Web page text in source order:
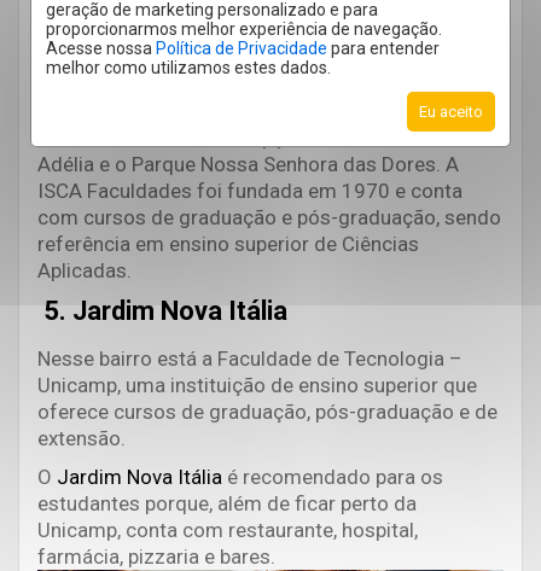
geração de marketing personalizado e para
proporcionarmos melhor experiência de navegação.
Acesse nossa Política de Privacidade para entender
melhor como utilizamos estes dados.
Eu aceito
bairro com mais empreendimentos de condomínio
fechado, oJardim Esmeraldaé uma opção mais
indicada para os estudantes que ingressam na
Além dele, outras boas opções são o Jardim Santa
Adélia e o Parque Nossa Senhora das Dores. A
ISCA Faculdades foi fundada em 1970 e conta
com cursos de graduação e pós-graduação, sendo
referência em ensino superior de Ciências
Aplicadas.
5. Jardim Nova Itália
Nesse bairro está a Faculdade de Tecnologia –
Unicamp, uma instituição de ensino superior que
oferece cursos de graduação, pós-graduação e de
extensão.
O Jardim Nova Itália é recomendado para os
estudantes porque, além de ficar perto da
Unicamp, conta com restaurante, hospital,
farmácia, pizzaria e bares.